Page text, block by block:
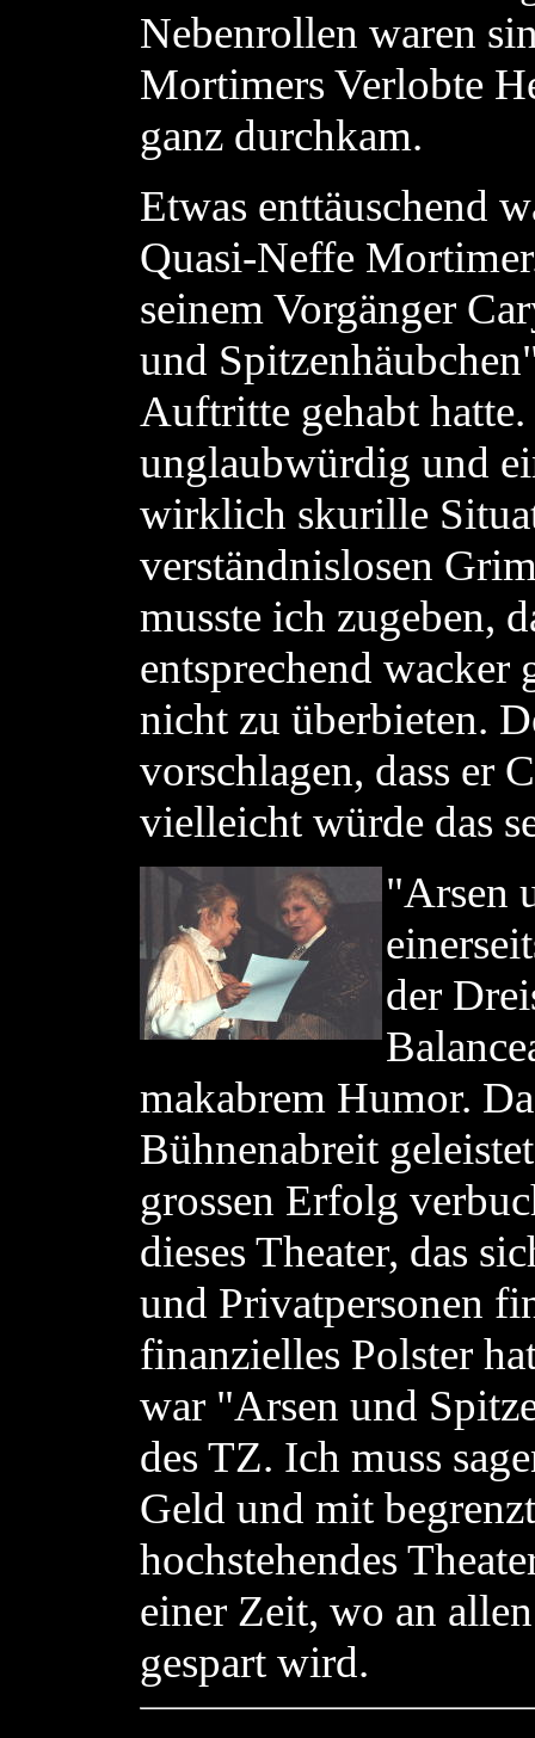
Nebenrollen waren
Mortimers Verlobte
ganz durchkam.
Etwas enttäuschend
Quasi-Neffe
seinem Vorgänger
und
Auftritte gehabt
unglaubwürdig und
wirklich skurille
verständnislosen
musste ich zugeben,
entsprechend wacker
nicht zu überbieten.
vorschlagen, dass er
vielleicht würde das
"Arsen
der
makabrem Humor.
Bühnenabreit
grossen Erfolg
dieses Theater, das
und Privatpersonen
finanzielles Polster
war "Arsen und
des TZ. Ich muss
Geld und mit
hochstehendes
einer Zeit, wo an
gespart wird.